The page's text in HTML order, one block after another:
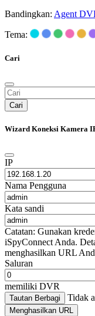
Bandingkan: Agent
Tema:
Cari
Cari
Wizard Koneksi Kamera
IP
Nama Pengguna
Kata sandi
Catatan: Gunakan
iSpyConnect Anda.
menghasilkan URL
Saluran
memiliki DVR
Tautan Berbagi Tidak
Menghasilkan URL